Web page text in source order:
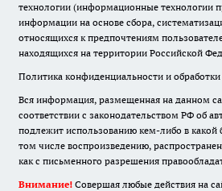
технологии (информационные технологии
информации на основе сбора,
относящихся к предпочтениям
находящихся на территории Российской
Политика конфиденциальности и
Вся информация, размещенная на данном
соответствии с законодательством РФ об
подлежит использованию кем-либо в
том числе воспроизведению,
как с письменного разрешения
Внимание! Совершая любые действия на